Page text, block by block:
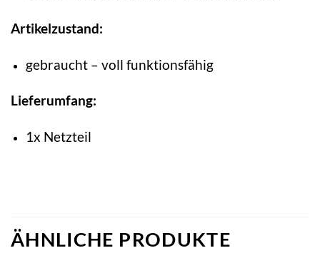
Artikelzustand:
gebraucht – voll funktionsfähig
Lieferumfang:
1x Netzteil
ÄHNLICHE PRODUKTE